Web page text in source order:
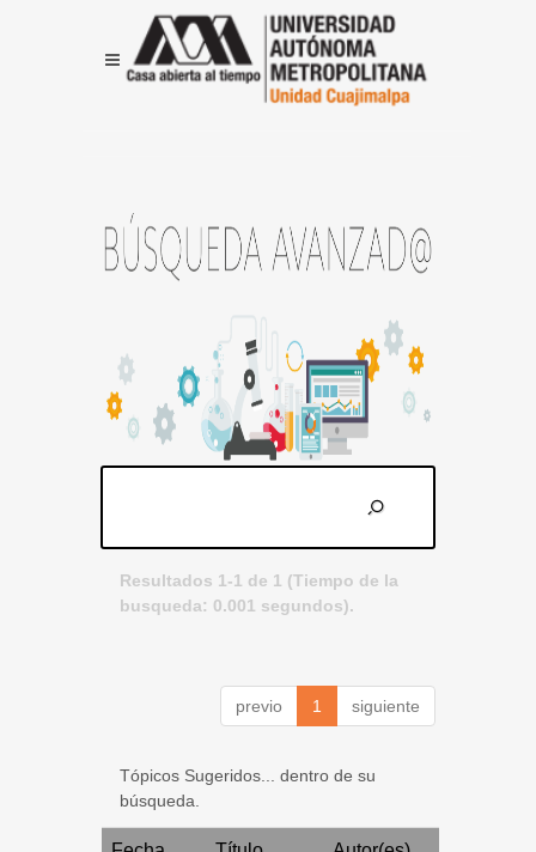
Resultados 1-1 de 1 (Tiempo de la
busqueda: 0.001 segundos).
previo 1 siguiente
Tópicos Sugeridos... dentro de su
búsqueda.